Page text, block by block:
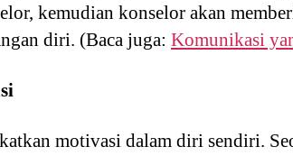
kemudian konselor akan
diri. (Baca juga: Komunikasi
motivasi dalam diri sendiri.